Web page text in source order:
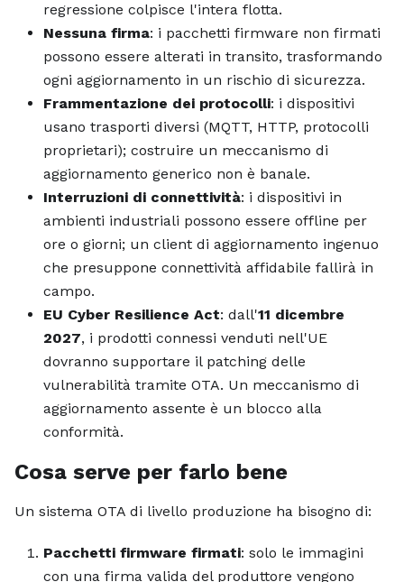
regressione colpisce l'intera flotta.
Nessuna firma: i pacchetti firmware non firmati
possono essere alterati in transito, trasformando
ogni aggiornamento in un rischio di sicurezza.
Frammentazione dei protocolli: i dispositivi
usano trasporti diversi (MQTT, HTTP, protocolli
proprietari); costruire un meccanismo di
aggiornamento generico non è banale.
Interruzioni di connettività: i dispositivi in
ambienti industriali possono essere offline per
ore o giorni; un client di aggiornamento ingenuo
che presuppone connettività affidabile fallirà in
campo.
EU Cyber Resilience Act: dall'11 dicembre
2027, i prodotti connessi venduti nell'UE
dovranno supportare il patching delle
vulnerabilità tramite OTA. Un meccanismo di
aggiornamento assente è un blocco alla
conformità.
Cosa serve per farlo bene
Un sistema OTA di livello produzione ha bisogno di:
Pacchetti firmware firmati: solo le immagini
con una firma valida del produttore vengono